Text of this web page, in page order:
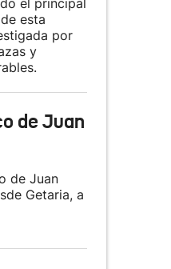
el principal
esta
por
y
de Juan
de Juan
Getaria, a